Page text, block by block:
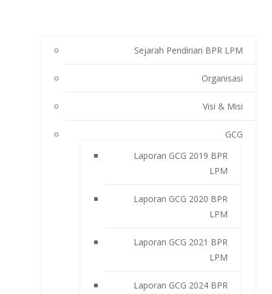
Sejarah Pendirian BPR LPM
Organisasi
Visi & Misi
GCG
Laporan GCG 2019 BPR
LPM
Laporan GCG 2020 BPR
LPM
Laporan GCG 2021 BPR
LPM
Laporan GCG 2024 BPR